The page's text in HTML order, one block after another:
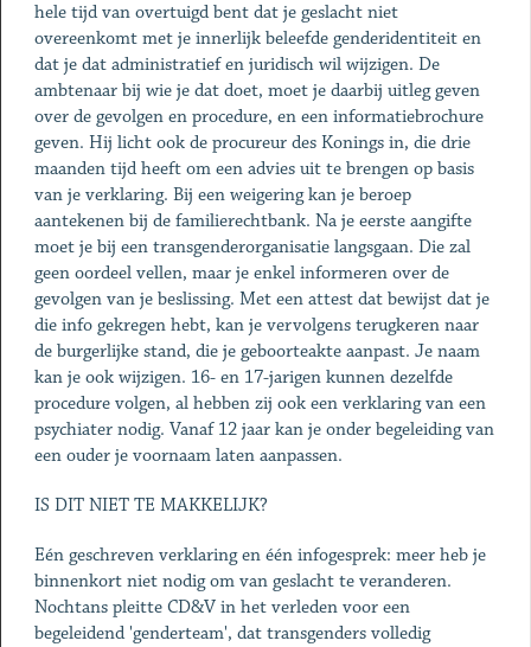
hele tijd van overtuigd bent dat je geslacht niet
overeenkomt met je innerlijk beleefde genderidentiteit en
dat je dat administratief en juridisch wil wijzigen. De
ambtenaar bij wie je dat doet, moet je daarbij uitleg geven
over de gevolgen en procedure, en een informatiebrochure
geven. Hij licht ook de procureur des Konings in, die drie
maanden tijd heeft om een advies uit te brengen op basis
van je verklaring. Bij een weigering kan je beroep
aantekenen bij de familierechtbank. Na je eerste aangifte
moet je bij een transgenderorganisatie langsgaan. Die zal
geen oordeel vellen, maar je enkel informeren over de
gevolgen van je beslissing. Met een attest dat bewijst dat je
die info gekregen hebt, kan je vervolgens terugkeren naar
de burgerlijke stand, die je geboorteakte aanpast. Je naam
kan je ook wijzigen. 16- en 17-jarigen kunnen dezelfde
procedure volgen, al hebben zij ook een verklaring van een
psychiater nodig. Vanaf 12 jaar kan je onder begeleiding van
een ouder je voornaam laten aanpassen.
IS DIT NIET TE MAKKELIJK?
Eén geschreven verklaring en één infogesprek: meer heb je
binnenkort niet nodig om van geslacht te veranderen.
Nochtans pleitte CD&V in het verleden voor een
begeleidend 'genderteam', dat transgenders volledig